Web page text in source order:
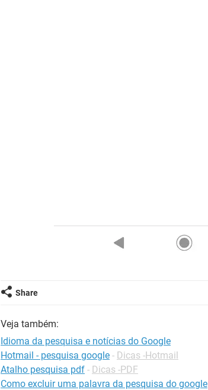
Share
Veja também:
Idioma da pesquisa e notícias do Google
Hotmail - pesquisa google - Dicas -Hotmail
Atalho pesquisa pdf - Dicas -PDF
Como excluir uma palavra da pesquisa do google